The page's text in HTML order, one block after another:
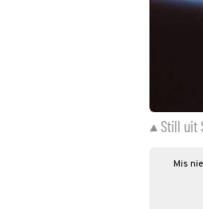
Still uit
Mis